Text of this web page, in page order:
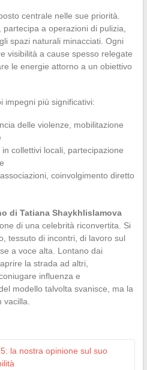
centrale nelle sue priorità.
a operazioni di pulizia,
spazi naturali minacciati. Ogni
visibilità a cause spesso relegate
le energie attorno a un obiettivo
impegni più significativi:
delle violenze, mobilitazione
collettivi locali, partecipazione
coinvolgimento diretto
di Tatiana Shaykhlislamova
di una celebrità riconvertita. Si
tessuto di incontri, di lavoro sul
a voce alta. Lontano dai
la strada ad altri,
influenza e
modello talvolta svanisce, ma la
la nostra opinione sul suo